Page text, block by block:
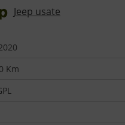
Jeep usate
Km